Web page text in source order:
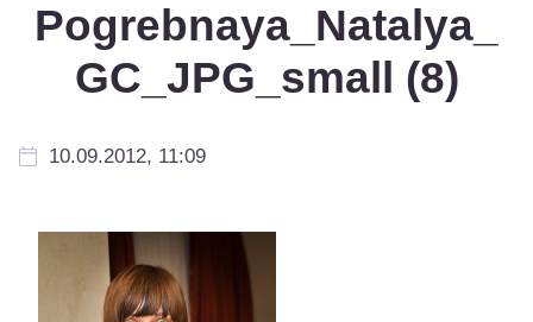
Pogrebnaya_Natalya_
GC_JPG_small (8)
10.09.2012, 11:09